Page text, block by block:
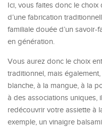
Ici, vous faites donc le
d’une fabrication
familiale douée d’un savoir-
en génération.
Vous aurez donc le choix
traditionnel, mais
blanche, à la mangue, à la
à des associations uniques,
redécouvrir votre assiette à
exemple, un vinaigre